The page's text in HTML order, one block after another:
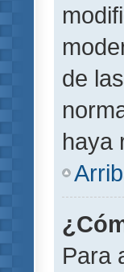
de
haya
Para